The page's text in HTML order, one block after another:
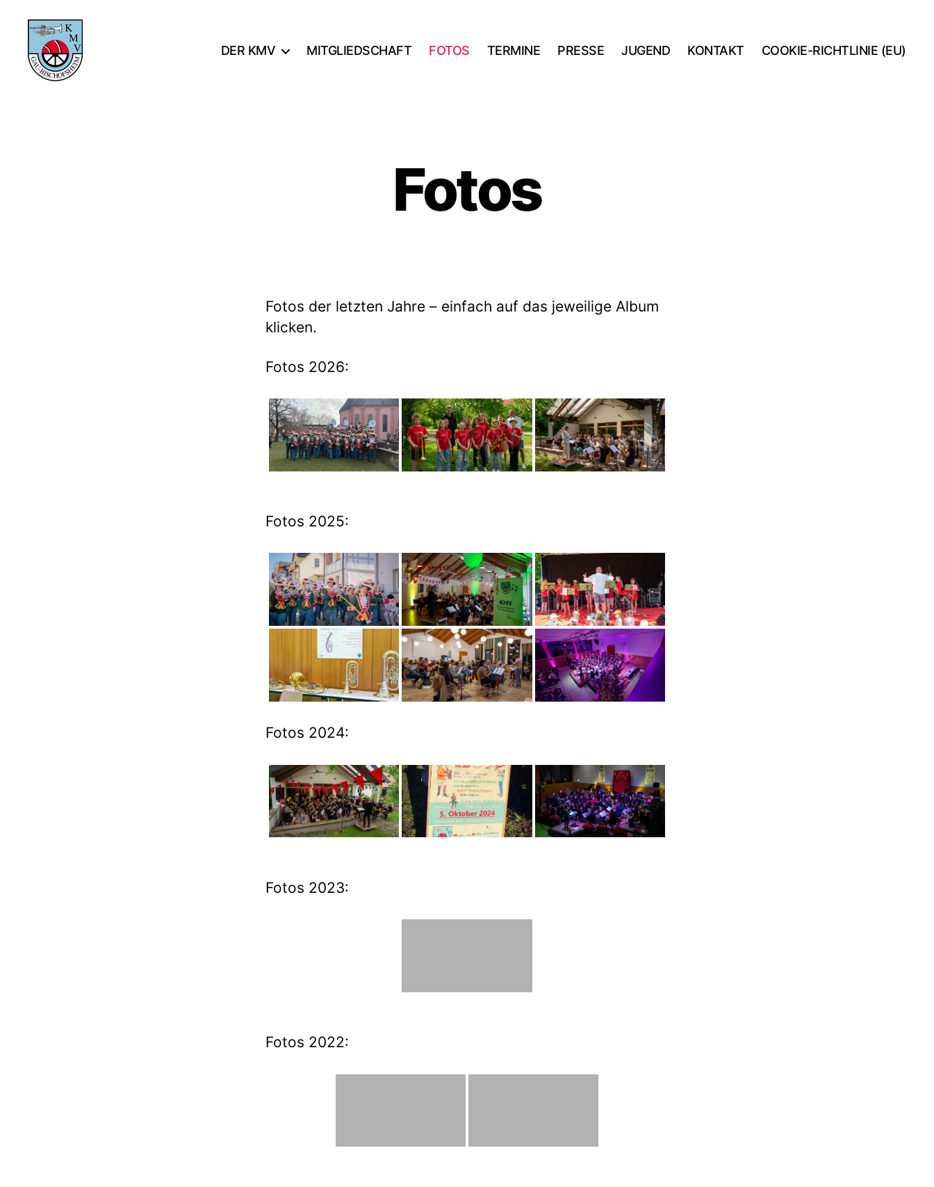
DER KMV MITGLIEDSCHAFT FOTOS TERMINE PRESSE JUGEND KONTAKT COOKIE-RICHTLINIE (EU)
Fotos
Fotos der letzten Jahre – einfach auf das jeweilige Album
klicken.
Fotos 2026:
Fotos 2025:
Fotos 2024:
Fotos 2023:
Fotos 2022: